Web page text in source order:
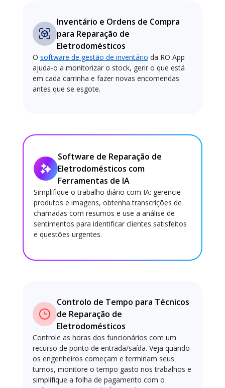
Inventário e Ordens de Compra
para Reparação de
Eletrodomésticos
O software de gestão de inventário da RO App
ajuda-o a monitorizar o stock, gerir o que está
em cada carrinha e fazer novas encomendas
antes que se esgote.
Software de Reparação de
Eletrodomésticos com
Ferramentas de IA
Simplifique o trabalho diário com IA: gerencie
produtos e imagens, obtenha transcrições de
chamadas com resumos e use a análise de
sentimentos para identificar clientes satisfeitos
e questões urgentes.
Controlo de Tempo para Técnicos
de Reparação de
Eletrodomésticos
Controle as horas dos funcionários com um
recurso de ponto de entrada/saída. Veja quando
os engenheiros começam e terminam seus
turnos, monitore o tempo gasto nos trabalhos e
simplifique a folha de pagamento com o